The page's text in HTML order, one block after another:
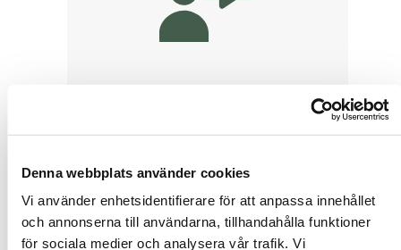
Denna webbplats använder cookies
Vi använder enhetsidentifierare för att anpassa innehållet
och annonserna till användarna, tillhandahålla funktioner
för sociala medier och analysera vår trafik. Vi
Noggrann mätning av BOA, LOA, BIA-
Läs mer och beställ